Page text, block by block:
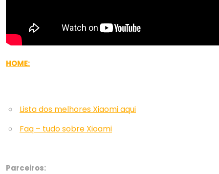
HOME:
Lista dos melhores Xiaomi aqui
Faq – tudo sobre Xioami
Parceiros: